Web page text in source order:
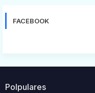
FACEBOOK
Polpulares